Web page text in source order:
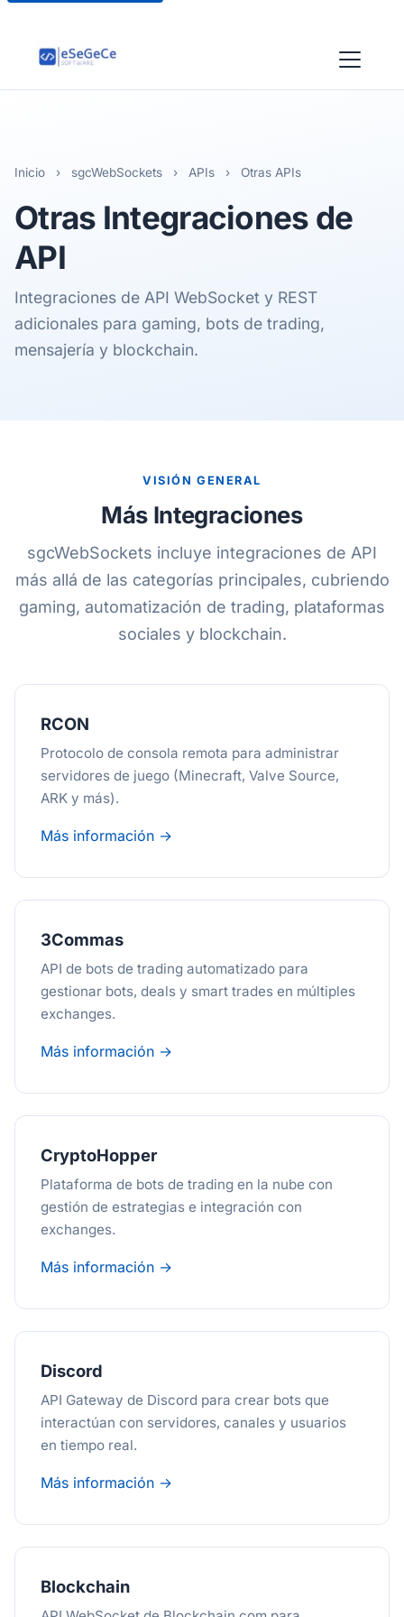
Inicio › sgcWebSockets › APIs › Otras APIs
Otras Integraciones de
API
Integraciones de API WebSocket y REST
adicionales para gaming, bots de trading,
mensajería y blockchain.
VISIÓN GENERAL
Más Integraciones
sgcWebSockets incluye integraciones de API
más allá de las categorías principales, cubriendo
gaming, automatización de trading, plataformas
sociales y blockchain.
RCON
Protocolo de consola remota para administrar
servidores de juego (Minecraft, Valve Source,
ARK y más).
Más información →
3Commas
API de bots de trading automatizado para
gestionar bots, deals y smart trades en múltiples
exchanges.
Más información →
CryptoHopper
Plataforma de bots de trading en la nube con
gestión de estrategias e integración con
exchanges.
Más información →
Discord
API Gateway de Discord para crear bots que
interactúan con servidores, canales y usuarios
en tiempo real.
Más información →
Blockchain